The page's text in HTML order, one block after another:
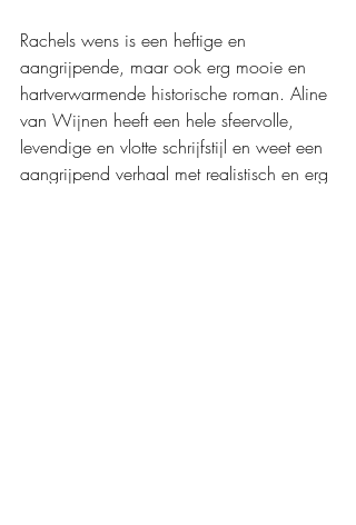
Rachels wens is een heftige en
aangrijpende, maar ook erg mooie en
hartverwarmende historische roman. Aline
van Wijnen heeft een hele sfeervolle,
levendige en vlotte schrijfstijl en weet een
aangrijpend verhaal met realistisch en erg